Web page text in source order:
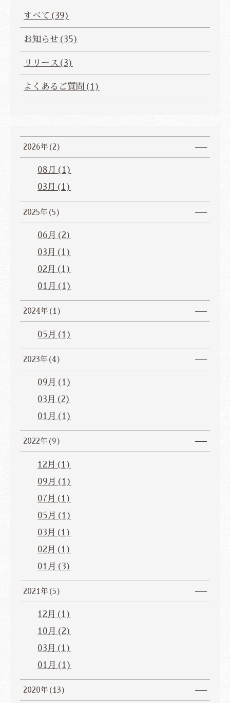
すべて(39)
お知らせ(35)
リリース(3)
よくあるご質問(1)
2026年(2)
08月(1)
03月(1)
2025年(5)
06月(2)
03月(1)
02月(1)
01月(1)
2024年(1)
05月(1)
2023年(4)
09月(1)
03月(2)
01月(1)
2022年(9)
12月(1)
09月(1)
07月(1)
05月(1)
03月(1)
02月(1)
01月(3)
2021年(5)
12月(1)
10月(2)
03月(1)
01月(1)
2020年(13)
よくあるご質問
プライバシーポリシー
JP